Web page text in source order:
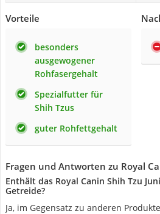
Vorteile
besonders
ausgewogener
Rohfasergehalt
Spezialfutter für
Shih Tzus
guter Rohfettgehalt
Fragen und Antworten zu Royal
Enthält das Royal Canin Shih Tzu
Getreide?
Ja, im Gegensatz zu anderen